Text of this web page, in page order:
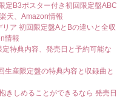
定B3ポスター付き初回限定盤ABC
天、Amazon情報
ア 初回限定盤AとBの違いと全収
情報
特典内容、発売日と予約可能な
生産限定盤の特典内容と収録曲と
きしめることができるなら 発売日